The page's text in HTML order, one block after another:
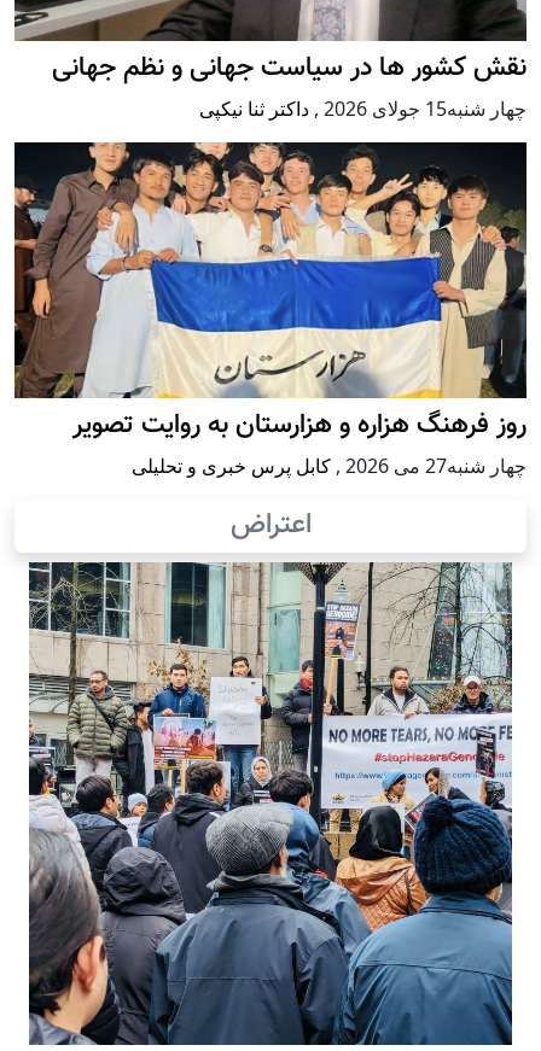
نقش کشور ها در سیاست جهانی و نظم جهانی
چهار شنبه15 جولای 2026 , داکتر ثنا نیکپی
روز فرهنگ هزاره و هزارستان به روایت تصویر
چهار شنبه27 می 2026 , کابل پرس خبری و تحلیلی
اعتراض